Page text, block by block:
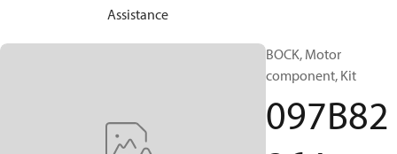
Assistance
BOCK, Motor
component, Kit
097B82